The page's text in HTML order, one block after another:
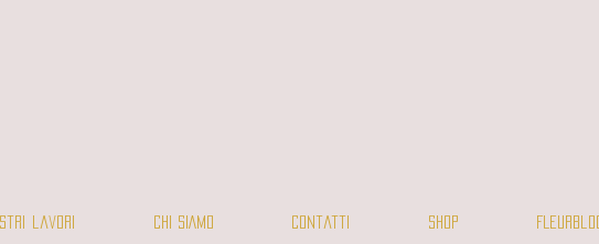
lavori CHI SIAMO Contatti SHOP